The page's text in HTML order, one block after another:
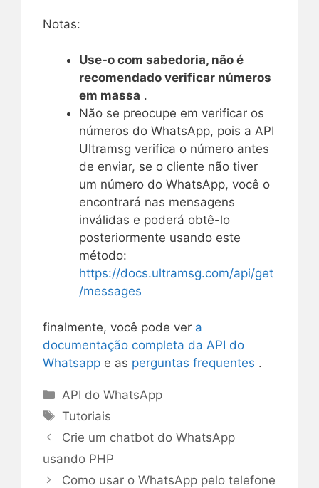
Notas:
Use-o com sabedoria, não é
recomendado verificar números
em massa .
Não se preocupe em verificar os
números do WhatsApp, pois a API
Ultramsg verifica o número antes
de enviar, se o cliente não tiver
um número do WhatsApp, você o
encontrará nas mensagens
inválidas e poderá obtê-lo
posteriormente usando este
método:
https://docs.ultramsg.com/api/get
/messages
finalmente, você pode ver a
documentação completa da API do
Whatsapp e as perguntas frequentes .
Categorias
API do WhatsApp
Tags
Tutoriais
Crie um chatbot do WhatsApp
usando PHP
Como usar o WhatsApp pelo telefone